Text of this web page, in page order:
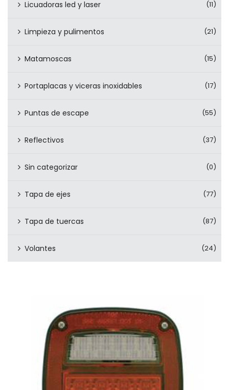
Licuadoras led y laser (11)
Limpieza y pulimentos (21)
Matamoscas (15)
Portaplacas y viceras inoxidables (17)
Puntas de escape (55)
Reflectivos (37)
Sin categorizar (0)
Tapa de ejes (77)
Tapa de tuercas (87)
Volantes (24)